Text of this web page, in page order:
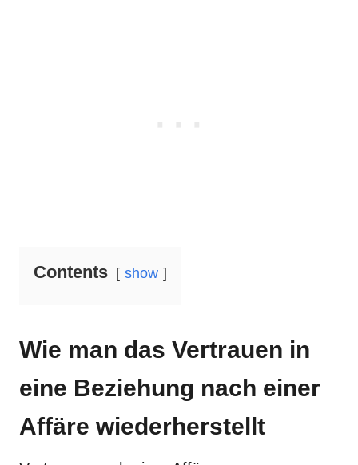
Contents show
Wie man das Vertrauen in
eine Beziehung nach einer
Affäre wiederherstellt